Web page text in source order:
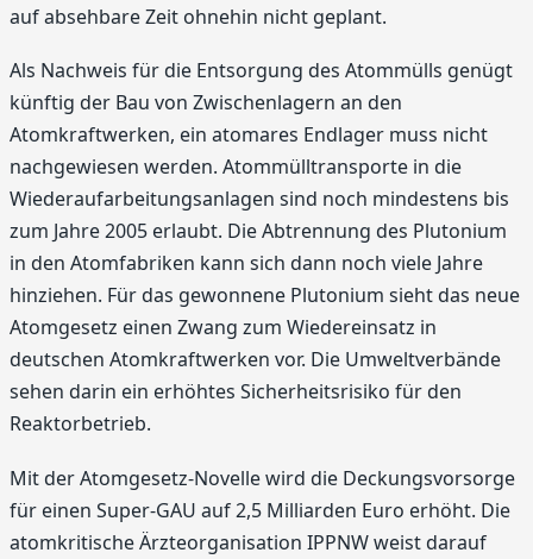
auf absehbare Zeit ohnehin nicht geplant.
Als Nachweis für die Entsorgung des Atommülls genügt
künftig der Bau von Zwischenlagern an den
Atomkraftwerken, ein atomares Endlager muss nicht
nachgewiesen werden. Atommülltransporte in die
Wiederaufarbeitungsanlagen sind noch mindestens bis
zum Jahre 2005 erlaubt. Die Abtrennung des Plutonium
in den Atomfabriken kann sich dann noch viele Jahre
hinziehen. Für das gewonnene Plutonium sieht das neue
Atomgesetz einen Zwang zum Wiedereinsatz in
deutschen Atomkraftwerken vor. Die Umweltverbände
sehen darin ein erhöhtes Sicherheitsrisiko für den
Reaktorbetrieb.
Mit der Atomgesetz-Novelle wird die Deckungsvorsorge
für einen Super-GAU auf 2,5 Milliarden Euro erhöht. Die
atomkritische Ärzteorganisation IPPNW weist darauf